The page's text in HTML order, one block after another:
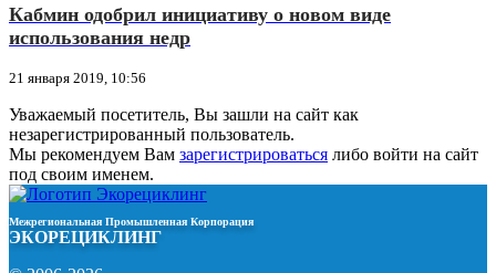
Кабмин одобрил инициативу о новом виде
использования недр
21 января 2019, 10:56
Уважаемый посетитель, Вы зашли на сайт как
незарегистрированный пользователь.
Мы рекомендуем Вам зарегистрироваться либо войти на сайт
под своим именем.
Межрегиональная Промышленная Корпорация
ЭКОРЕЦИКЛИНГ